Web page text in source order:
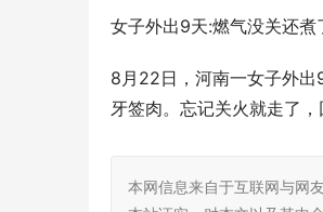
女子外出9天:燃气没关还煮
8月22日，河南一女子外出
牙签肉。忘记关火就走了，
本网信息来自于互联网与网